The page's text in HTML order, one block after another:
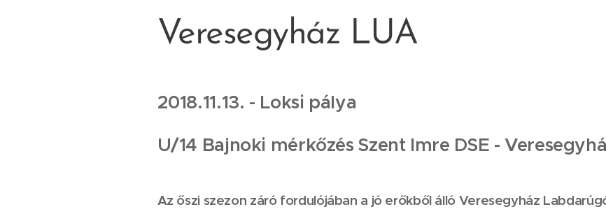
Veresegyház LUA
2018.11.13. - Loksi pálya
U/14 Bajnoki mérkőzésSzent Imre DSE -
Az őszi szezon záró fordulójában a jó erőkből álló Veresegyház